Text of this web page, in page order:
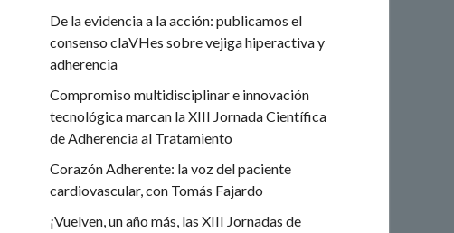
De la evidencia a la acción: publicamos el
consenso claVHes sobre vejiga hiperactiva y
adherencia
Compromiso multidisciplinar e innovación
tecnológica marcan la XIII Jornada Científica
de Adherencia al Tratamiento
Corazón Adherente: la voz del paciente
cardiovascular, con Tomás Fajardo
¡Vuelven, un año más, las XIII Jornadas de